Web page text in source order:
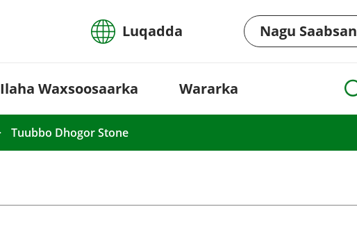
Luqadda Nagu Saabsan
Ilaha Waxsoosaarka Wararka
Tuubbo Dhogor Stone